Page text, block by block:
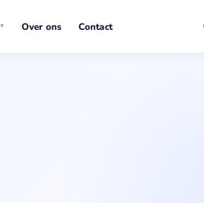
▼ Over ons Contact